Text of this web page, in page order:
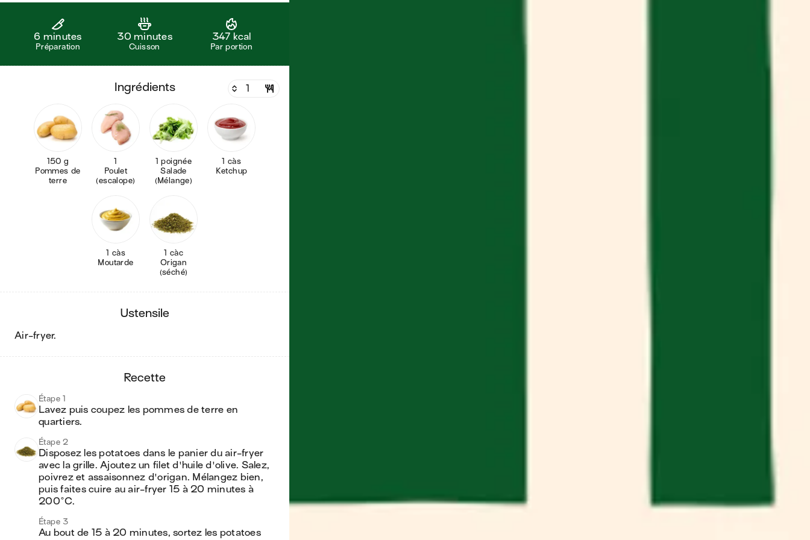
6 minutes
Préparation
30 minutes
Cuisson
347 kcal
Par portion
ingrédients
150 g
Pommes de
terre
1
Poulet
(escalope)
1 poignée
Salade
(Mélange)
1 càs
Ketchup
1 càs
Moutarde
1 càc
Origan
(séché)
ustensile
air-fryer.
recette
Étape 1
Lavez puis coupez les pommes de terre en
quartiers.
Étape 2
Disposez les potatoes dans le panier du air-fryer
avec la grille. Ajoutez un filet d'huile d'olive. Salez,
poivrez et assaisonnez d'origan. Mélangez bien,
puis faites cuire au air-fryer 15 à 20 minutes à
200°C.
Étape 3
Au bout de 15 à 20 minutes, sortez les potatoes